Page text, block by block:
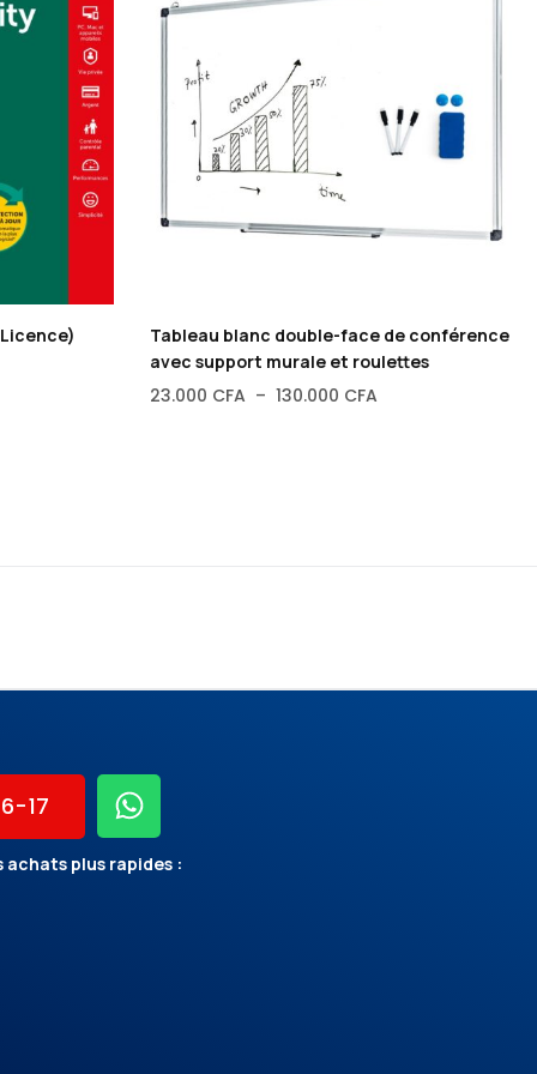
Tableau blanc double-face de conférence
avec support murale et roulettes
23.000 CFA – 130.000 CFA
17
plus rapides :